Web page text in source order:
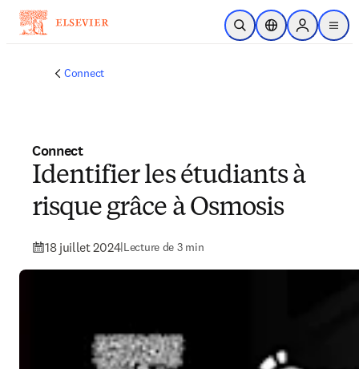
Passer au contenu principal
Ouvrir la recherche
Sélecteur de
Sign in to
menu
Connect
Connect
Identifier les étudiants à
risque grâce à Osmosis
18 juillet 2024|Lecture de 3 min